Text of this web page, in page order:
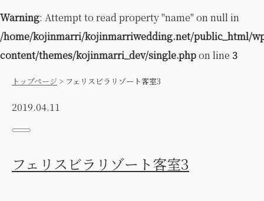
Warning: Attempt to read property "name" on null in
/home/kojinmarri/kojinmarriwedding.net/public_html/
content/themes/kojinmarri_dev/single.phpon line 3
トップページ > フェリスビラリゾート客室3
2019.04.11
フェリスビラリゾート客室3